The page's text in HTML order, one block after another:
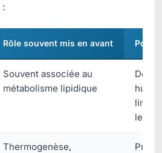
:
Rôle souvent mis en avant Point
Souvent associée au
métabolisme lipidique
les
Thermogenèse,